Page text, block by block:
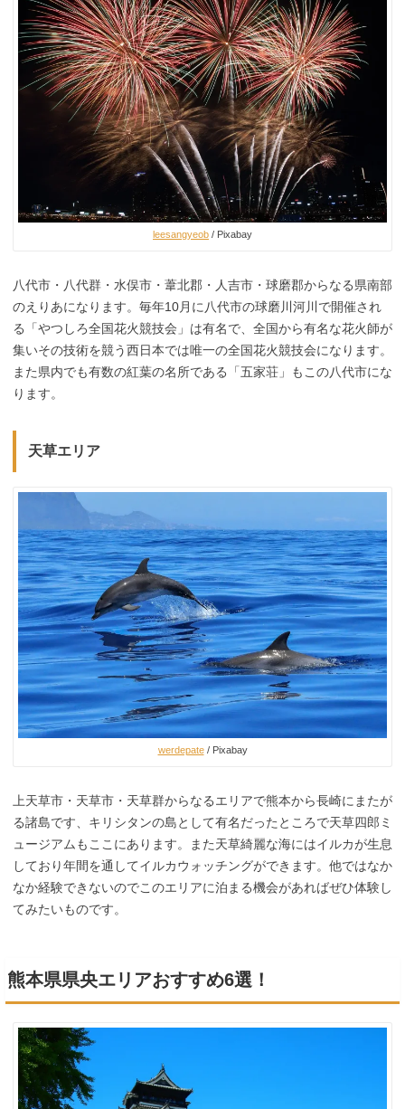
leesangyeob / Pixabay
八代市・八代群・水俣市・葦北郡・人吉市・球磨郡からなる県南部
のえりあになります。毎年10月に八代市の球磨川河川で開催され
る「やつしろ全国花火競技会」は有名で、全国から有名な花火師が
集いその技術を競う西日本では唯一の全国花火競技会になります。
また県内でも有数の紅葉の名所である「五家荘」もこの八代市にな
ります。
天草エリア
werdepate/ Pixabay
上天草市・天草市・天草群からなるエリアで熊本から長崎にまたが
る諸島です、キリシタンの島として有名だったところで天草四郎ミ
ュージアムもここにあります。また天草綺麗な海にはイルカが生息
しており年間を通してイルカウォッチングができます。他ではなか
なか経験できないのでこのエリアに泊まる機会があればぜひ体験し
てみたいものです。
熊本県県央エリアおすすめ6選！